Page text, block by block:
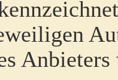
Anbieters